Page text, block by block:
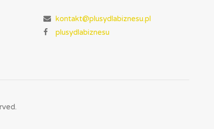
kontakt@plusydlabiznesu.pl
plusydlabiznesu